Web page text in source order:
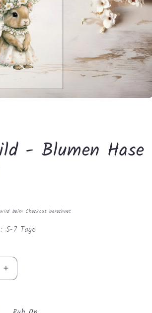
- Blumen Hase
wird beim Checkout berechnet
5-7 Tage
Erhöhe
die